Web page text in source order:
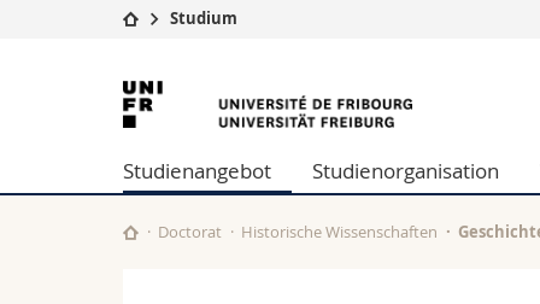
Universität
Studium
Forschung
Universität
Weiterbildung
Wirtschafts-
Philosophische
Fak. für
Studium
Universität
Freiburg
Studienangebot Studienorganisation
Doctorat Historische Wissenschaften